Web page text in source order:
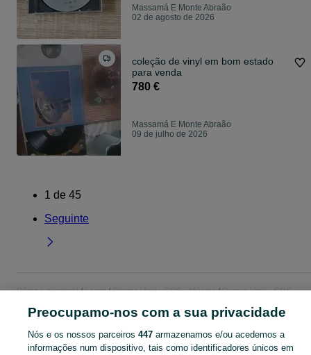
Massamá E Monte Abraão
02 de agosto de 2026
coleção de vinyl em bom estado
para venda
780 €
Massamá E Monte Abraão
09 de julho de 2026
1 de 45
Seguinte
Página principal Lazer Discos Vinil - CDS - Música
Discos Vinil - CDS -
CATEGORIA
Preocupamo-nos com a sua privacidade
Nós e os nossos parceiros 447armazenamos e/ou acedemos a
informações num dispositivo, tais como identificadores únicos em